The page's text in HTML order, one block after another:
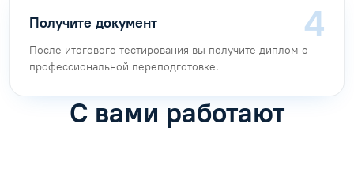
Получите документ
После итогового тестирования вы получите диплом о
профессиональной переподготовке.
С вами работают